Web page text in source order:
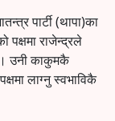
पार्टी (थापा)का
पक्षमा राजेन्द्रले
उनी काकुमकै
लाग्नु स्वभाविकै